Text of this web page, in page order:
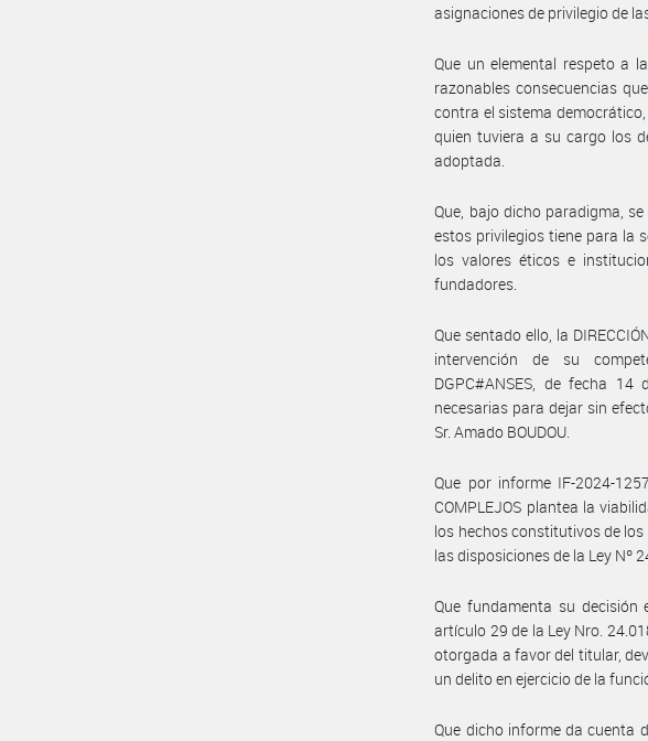
asignaciones de privilegio de
Que un elemental respeto a
razonables consecuencias
contra el sistema
quien tuviera a su cargo los
adoptada.
Que, bajo dicho paradigma,
estos privilegios tiene para la
los valores éticos e
fundadores.
Que sentado ello, la
intervención de su
DGPC#ANSES, de fecha
necesarias para dejar sin
Sr. Amado BOUDOU.
Que por informe IF-2024-
COMPLEJOS plantea la
los hechos constitutivos de
las disposiciones de la Ley Nº
Que fundamenta su
artículo 29 de la Ley Nro.
otorgada a favor del titular,
un delito en ejercicio de la
Que dicho informe da cuenta